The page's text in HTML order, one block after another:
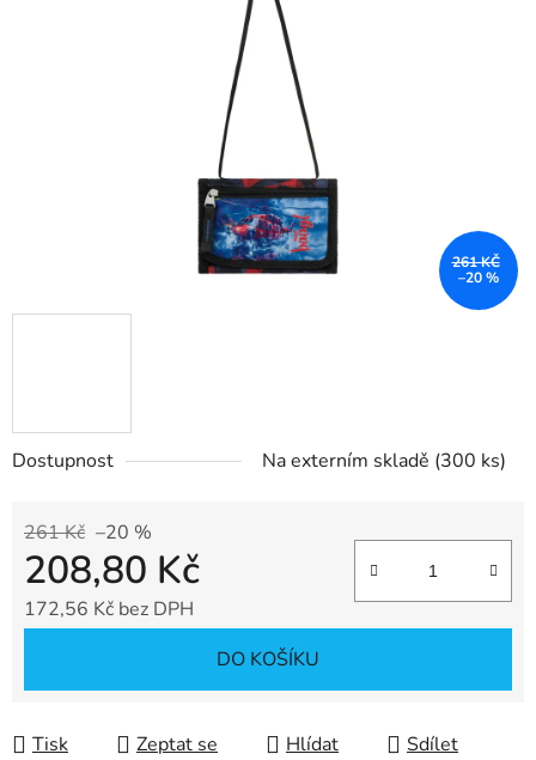
Dostupnost Na externím skladě (300 ks)
261 Kč –20 %
208,80 Kč
172,56 Kč bez DPH
DO KOŠÍKU
Tisk Zeptat se Hlídat Sdílet
261 KČ
–20 %